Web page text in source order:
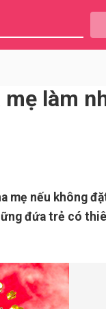
mẹ làm
mẹ nếu không
đứa trẻ có